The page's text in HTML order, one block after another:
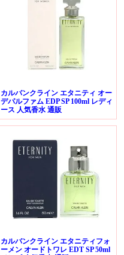
カルバンクライン エタニティ オー
デパルファム EDP SP 100ml レディ
ース 人気香水 通販
カルバンクライン エタニティフォ
ーメン オードトワレ EDT SP 50ml